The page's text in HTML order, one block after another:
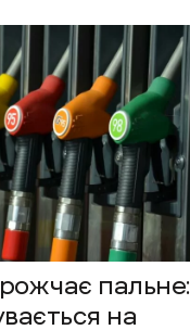
пальне:
на